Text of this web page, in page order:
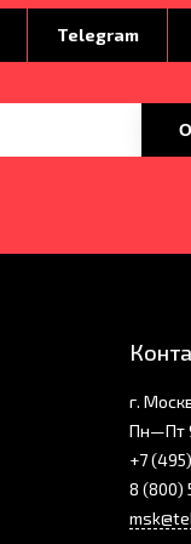
Telegram
г.
Пн—Пт
+7
8 (800)